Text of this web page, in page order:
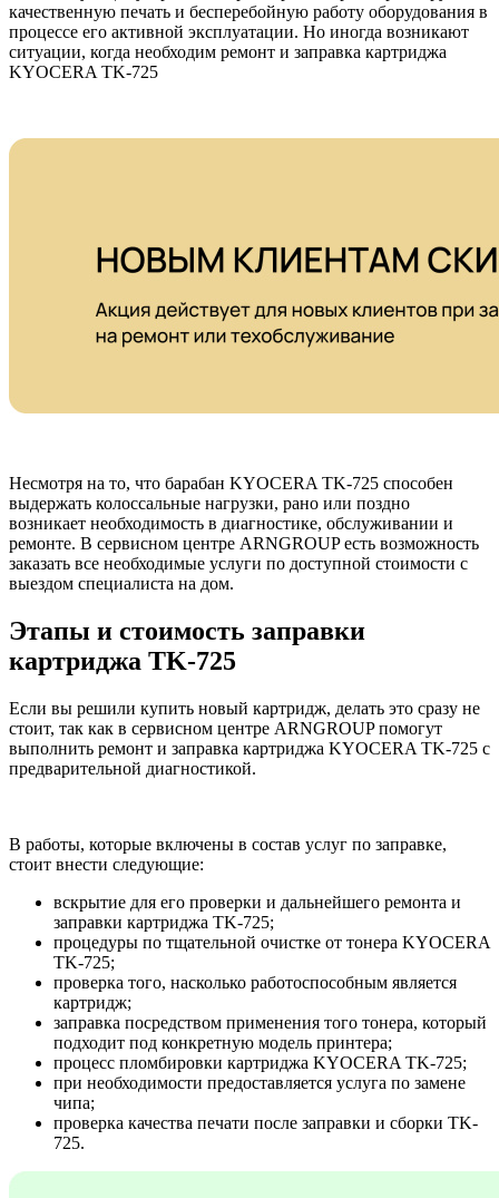
качественную печать и бесперебойную работу оборудования в
процессе его активной эксплуатации. Но иногда возникают
ситуации, когда необходим ремонт и заправка картриджа
KYOCERA TK-725
Несмотря на то, что барабан KYOCERA TK-725 способен
выдержать колоссальные нагрузки, рано или поздно
возникает необходимость в диагностике, обслуживании и
ремонте. В сервисном центре ARNGROUP есть возможность
заказать все необходимые услуги по доступной стоимости с
выездом специалиста на дом.
Этапы и стоимость заправки
картриджа TK-725
Если вы решили купить новый картридж, делать это сразу не
стоит, так как в сервисном центре ARNGROUP помогут
выполнить ремонт и заправка картриджа KYOCERA TK-725 с
предварительной диагностикой.
В работы, которые включены в состав услуг по заправке,
стоит внести следующие:
вскрытие для его проверки и дальнейшего ремонта и
заправки картриджа TK-725;
процедуры по тщательной очистке от тонера KYOCERA
TK-725;
проверка того, насколько работоспособным является
картридж;
заправка посредством применения того тонера, который
подходит под конкретную модель принтера;
процесс пломбировки картриджа KYOCERA TK-725;
при необходимости предоставляется услуга по замене
чипа;
проверка качества печати после заправки и сборки TK-
725.